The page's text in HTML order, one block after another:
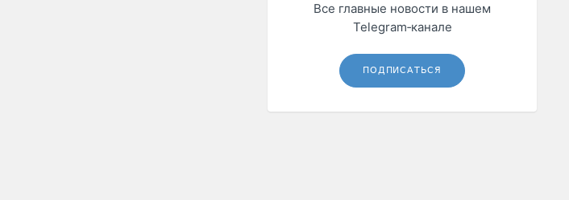
Все главные новости в нашем
Telegram‑канале
ПОДПИСАТЬСЯ